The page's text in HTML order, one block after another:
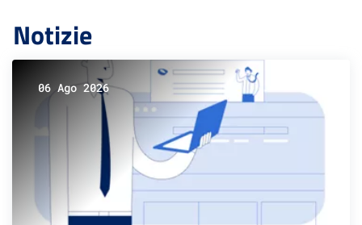
Notizie
06 Ago 2026